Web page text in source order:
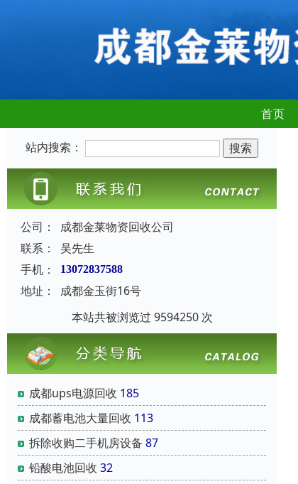
首页
站内搜索：
公司：
成都金莱物资回收公司
联系：
吴先生
手机：
13072837588
地址：
成都金玉街16号
本站共被浏览过 9594250 次
成都ups电源回收 185
成都蓄电池大量回收 113
拆除收购二手机房设备 87
铅酸电池回收 32